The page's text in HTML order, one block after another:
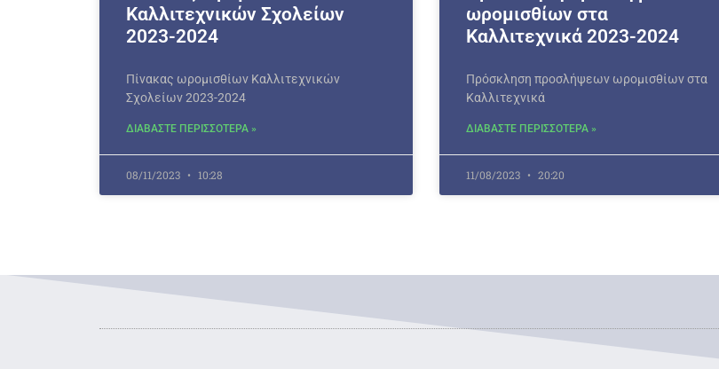
Καλλιτεχνικών Σχολείων
2023-2024
Πίνακας ωρομισθίων Καλλιτεχνικών
Σχολείων 2023-2024
ΔΙΑΒΑΣΤΕ ΠΕΡΙΣΣΟΤΕΡΑ »
08/11/2023 10:28
ωρομισθίων στα
Καλλιτεχνικά 2023-2024
Πρόσκληση προσλήψεων ωρομισθίων στα
Καλλιτεχνικά
ΔΙΑΒΑΣΤΕ ΠΕΡΙΣΣΟΤΕΡΑ »
11/08/2023 20:20